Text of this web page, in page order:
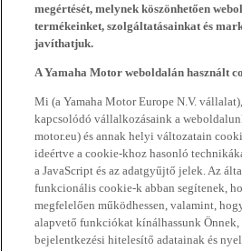
megértését, melynek köszönhetően
termékeinket, szolgáltatásainkat és
javíthatjuk.
A Yamaha Motor weboldalán használt
Mi (a Yamaha Motor Europe N.V.
kapcsolódó vállalkozásaink a
motor.eu) és annak helyi változatain
ideértve a cookie-khoz hasonló
a JavaScript és az adatgyűjtő jelek. Az
funkcionális cookie-k abban segítenek,
megfelelően működhessen, valamint,
alapvető funkciókat kínálhassunk Önnek,
bejelentkezési hitelesítő adatainak és